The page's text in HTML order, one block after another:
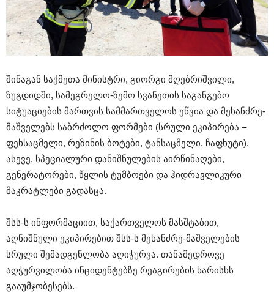
შინაგან საქმეთა მინისტრი, გიორგი მღებრიშვილი,
ზუგდიდში, სამეგრელო-ზემო სვანეთის საგანგებო
სიტუაციების მართვის სამმართველოს ეწვია და მეხანძრე-
მაშველებს საბრძოლო ფორმები (სრული ეკიპირება –
ფეხსაცმელი, რეზინის ბოტები, ტანსაცმელი, ჩაფხუტი),
ასევე, სპეციალური დანიშნულების აირწინაღები,
გენერატორები, წყლის ტუმბოები და ჰიდრავლიკური
მაკრატლები გადასცა.
შსს-ს ინფორმაციით, საქართველოს მასშტაბით,
აღნიშნული ეკიპირებით შსს-ს მეხანძრე-მაშველების
სრული შემადგენლობა აღიჭურვა. თანამედროვე
აღჭურვილობა ინციდენტებზე რეაგირების ხარისხს
გააუმჯობესებს.